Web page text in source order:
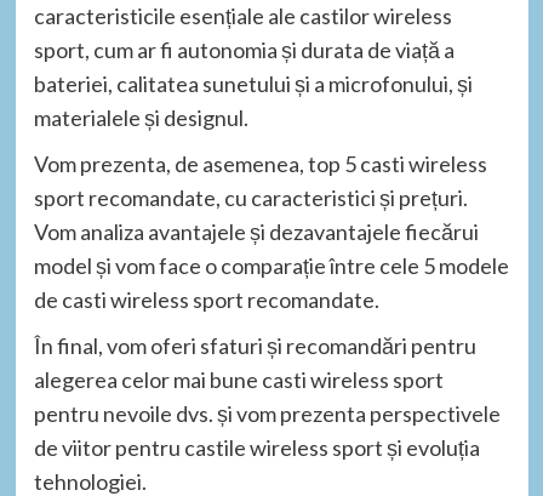
caracteristicile esențiale ale castilor wireless
sport, cum ar fi autonomia și durata de viață a
bateriei, calitatea sunetului și a microfonului, și
materialele și designul.
Vom prezenta, de asemenea, top 5 casti wireless
sport recomandate, cu caracteristici și prețuri.
Vom analiza avantajele și dezavantajele fiecărui
model și vom face o comparație între cele 5 modele
de casti wireless sport recomandate.
În final, vom oferi sfaturi și recomandări pentru
alegerea celor mai bune casti wireless sport
pentru nevoile dvs. și vom prezenta perspectivele
de viitor pentru castile wireless sport și evoluția
tehnologiei.